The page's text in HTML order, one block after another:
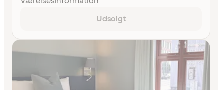
Udsolgt